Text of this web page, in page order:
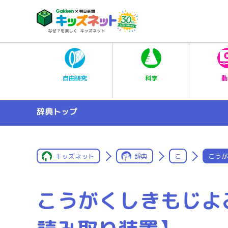
自由研究 科学
辞典トップ
キッズネット 辞典 こ こう
こうがくしきもじ